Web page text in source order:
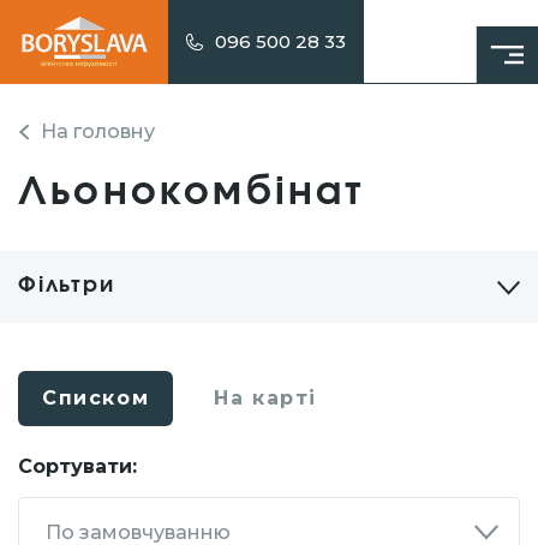
096 500 28 33
На головну
Льонокомбінат
Фільтри
Списком На карті
Сортувати:
По замовчуванню